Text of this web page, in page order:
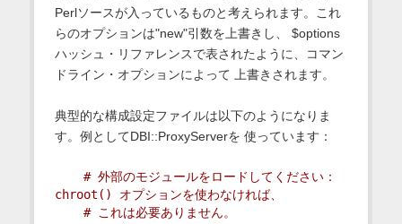
Perlソースが入っているものと考えられます。これ
らのオプションは"new"引数を上書きし、 $options
ハッシュ・リファレンスで表されたように、コマン
ドライン・オプションによって 上書きされます。
典型的な構成設定ファイルは以下のようになりま
す。例としてDBI::ProxyServerを 使っています：
# 外部のモジュールをロードしてください：
chroot() オプションを使わなければ、
# これは必要ありません。